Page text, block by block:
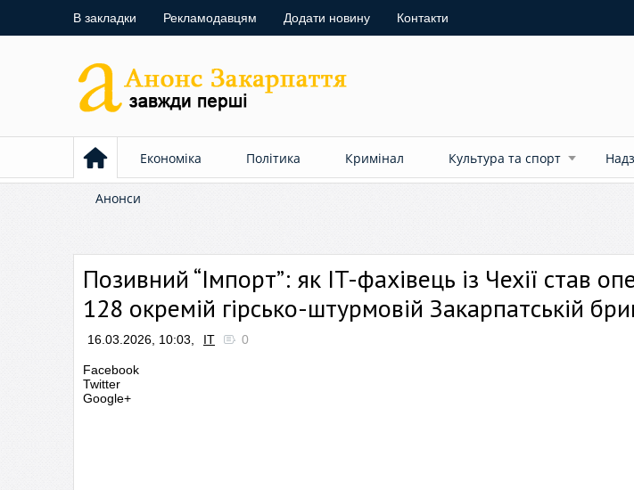
В закладки Рекламодавцям Додати новину Контакти
Економіка Політика Кримінал Культура та спорт
Анонси
Позивний “Імпорт”: як IT-фахівець із Чехії став
128 окремій гірсько-штурмовій Закарпатській
16.03.2026, 10:03, ІТ 0
Facebook
Twitter
Google+